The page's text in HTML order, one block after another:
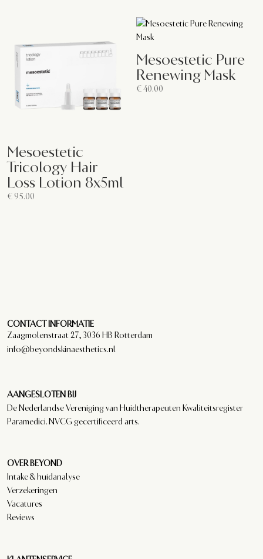
Mesoestetic
Tricology Hair
Loss Lotion 8x5ml
€ 95.00
Mesoestetic Pure
Renewing Mask
€40.00
CONTACT INFORMATIE
Zaagmolenstraat 27, 3036 HB Rotterdam
info@beyondskinaesthetics.nl
AANGESLOTEN BIJ
De Nederlandse Vereniging van Huidtherapeuten Kwaliteitsregister
Paramedici. NVCG gecertificeerd arts.
OVER BEYOND
Intake & huidanalyse
Verzekeringen
Vacatures
Reviews